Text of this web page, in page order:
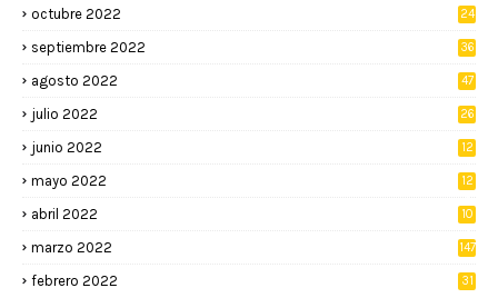
octubre 2022 24
septiembre 2022 36
agosto 2022 47
julio 2022 26
junio 2022
12
mayo 2022
12
abril 2022
10
marzo 2022 147
febrero 2022 31